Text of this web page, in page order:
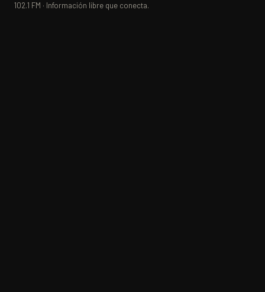
102.1 FM · Información libre que conecta.